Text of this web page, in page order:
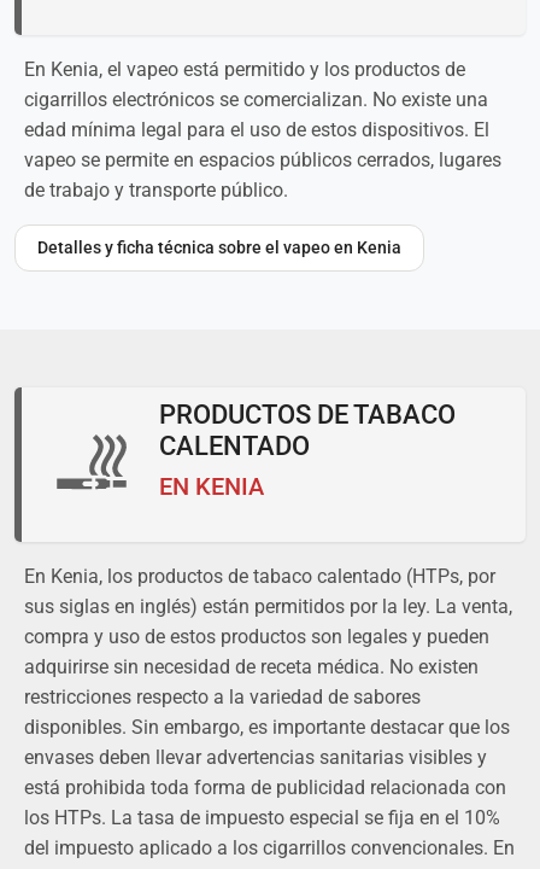
En Kenia, el vapeo está permitido y los productos de
cigarrillos electrónicos se comercializan. No existe una
edad mínima legal para el uso de estos dispositivos. El
vapeo se permite en espacios públicos cerrados, lugares
de trabajo y transporte público.
Detalles y ficha técnica sobre el vapeo en Kenia
PRODUCTOS DE TABACO
CALENTADO
EN KENIA
En Kenia, los productos de tabaco calentado (HTPs, por
sus siglas en inglés) están permitidos por la ley. La venta,
compra y uso de estos productos son legales y pueden
adquirirse sin necesidad de receta médica. No existen
restricciones respecto a la variedad de sabores
disponibles. Sin embargo, es importante destacar que los
envases deben llevar advertencias sanitarias visibles y
está prohibida toda forma de publicidad relacionada con
los HTPs. La tasa de impuesto especial se fija en el 10%
del impuesto aplicado a los cigarrillos convencionales. En